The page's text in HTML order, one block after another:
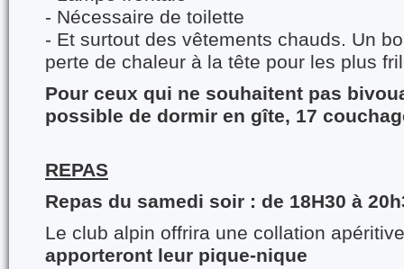
- Nécessaire de toilette
- Et surtout des vêtements chauds. Un
perte de chaleur à la tête pour les plus
Pour ceux qui ne souhaitent pas
possible de dormir en gîte, 17
REPAS
Repas du samedi soir : de 18H30 à
Le club alpin offrira une collation
apporteront leur pique-nique